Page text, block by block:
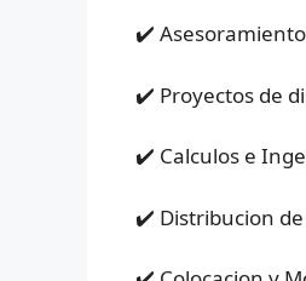
✔️
✔️ Proyectos de
✔️ Calculos e
✔️ Distribucion